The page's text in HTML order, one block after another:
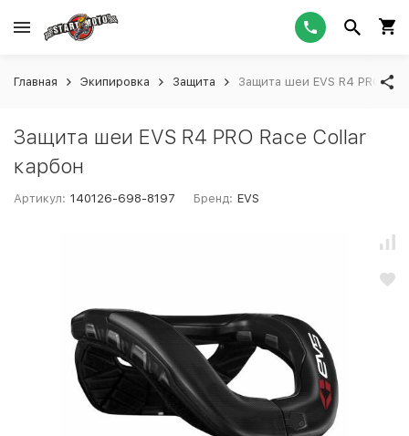
Главная Экипировка Защита Защита шеи EVS R4 PRO
Защита шеи EVS R4 PRO Race Collar
карбон
Артикул: 140126-698-8197 Бренд: EVS